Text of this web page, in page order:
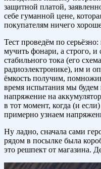
защитной платой,
себе гуманной цене,
покупателям ничего
Тест проведём по
мучить фонари, а строго, и
стабильного тока (его
радиоэлектронике), им и
ёмкость получим,
время испытания мы будем
напряжение на
в тот момент, когда (и
примерно узнаем
Ну ладно, сначала сами
рядом в посылке была
это решпект от магазина.